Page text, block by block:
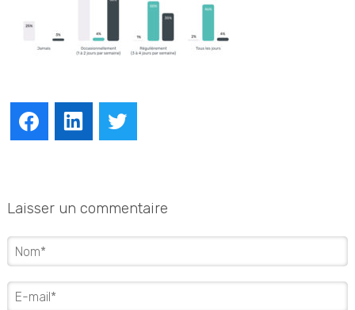
FacebookLinkedIn
Laisser un commentaire